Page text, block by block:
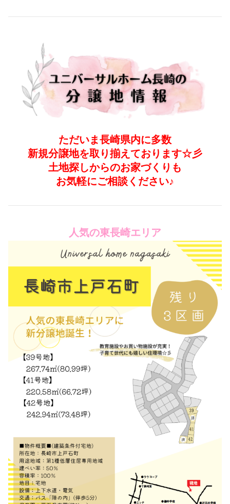
ただいま長崎県内に多数
新規分譲地を取り揃えております☆彡
土地探しからのお家づくりも
お気軽にご相談ください♪
人気の東長崎エリア